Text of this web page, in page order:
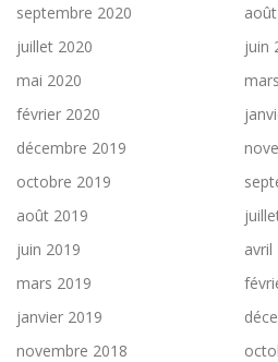
septembre 2020
juillet 2020
juin
mai 2020
février 2020
décembre 2019
octobre 2019
août 2019
juin 2019
avril
mars 2019
janvier 2019
novembre 2018